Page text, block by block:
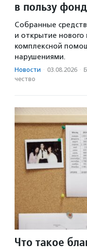
в пользу
Собранные
и открытие нового
комплексной
нарушениями.
Новости · 03.08.2026 ·
чест­во
Что такое